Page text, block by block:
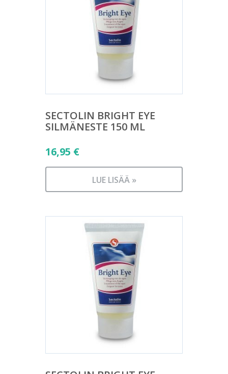
SECTOLIN BRIGHT EYE
SILMÄNESTE 150 ML
16,95 €
LUE LISÄÄ »